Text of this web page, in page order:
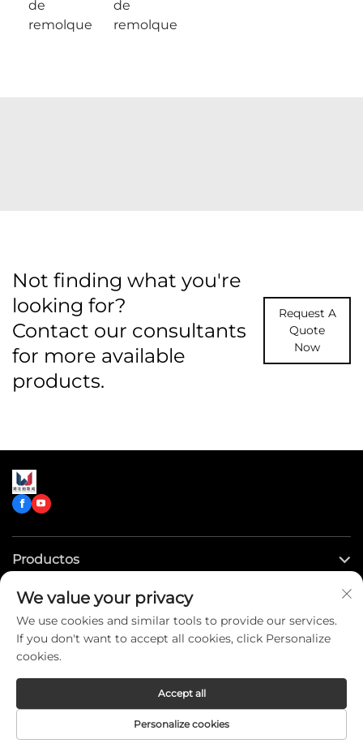
de
remolque
de
remolque
Not finding what you're
looking for?
Contact our consultants
for more available
products.
Request A
Quote
Now
Productos
Enlaces rápidos
Contáctenos
Copyright © CLW Special Truck Sales Co.,Ltd. All Rights
Reserved -
We value your privacy
We use cookies and similar tools to provide our services.
If you don't want to accept all cookies, click Personalize
cookies.
Personalize cookies
Accept all